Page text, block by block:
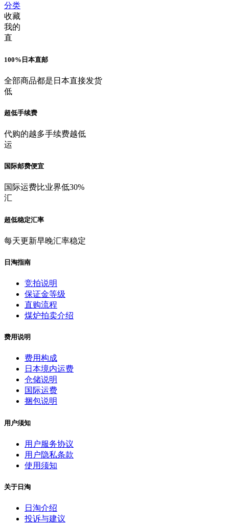
分类
收藏
我的
直
100%日本直邮
全部商品都是日本直接发货
低
超低手续费
代购的越多手续费越低
运
国际邮费便宜
国际运费比业界低30%
汇
超低稳定汇率
每天更新早晚汇率稳定
日淘指南
竞拍说明
保证金等级
直购流程
煤炉拍卖介绍
费用说明
费用构成
日本境内运费
仓储说明
国际运费
捆包说明
用户须知
用户服务协议
用户隐私条款
使用须知
关于日淘
日淘介绍
投诉与建议